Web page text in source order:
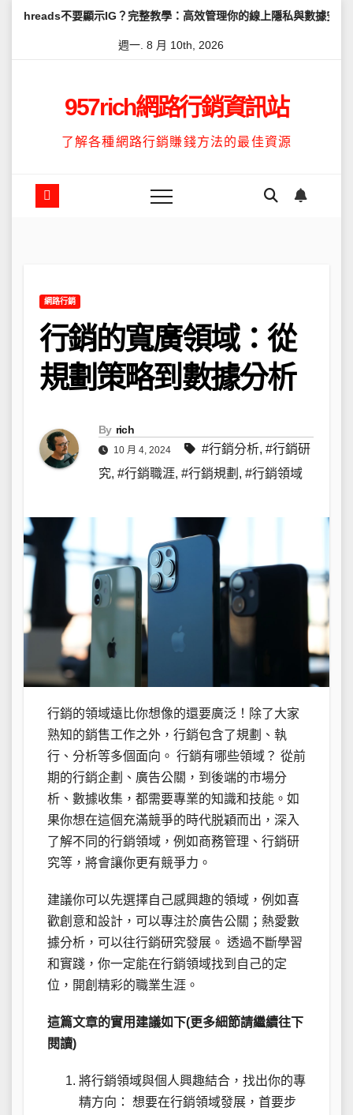
示IG？完整教學：高效管理你的線上隱私與數據安全 怎麼讓
週一. 8 月 10th, 2026
957rich網路行銷資訊站
了解各種網路行銷賺錢方法的最佳資源
網路行銷
行銷的寬廣領域：從
規劃策略到數據分析
By rich
10 月 4, 2024 #行銷分析, #行銷研
究, #行銷職涯, #行銷規劃 , #行銷領域
行銷的領域遠比你想像的還要廣泛！除了大家
熟知的銷售工作之外，行銷包含了規劃、執
行、分析等多個面向。 行銷有哪些領域？ 從前
期的行銷企劃、廣告公關，到後端的市場分
析、數據收集，都需要專業的知識和技能。如
果你想在這個充滿競爭的時代脱穎而出，深入
了解不同的行銷領域，例如商務管理、行銷研
究等，將會讓你更有競爭力。
建議你可以先選擇自己感興趣的領域，例如喜
歡創意和設計，可以專注於廣告公關；熱愛數
據分析，可以往行銷研究發展。 透過不斷學習
和實踐，你一定能在行銷領域找到自己的定
位，開創精彩的職業生涯。
這篇文章的實用建議如下(更多細節請繼續往下
閱讀)
將行銷領域與個人興趣結合，找出你的專
精方向： 想要在行銷領域發展，首要步